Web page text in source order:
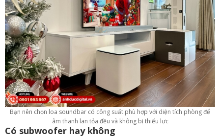
Bạn nên chọn loa soundbar có công suất phù hợp với diện tích phòng để
âm thanh lan tỏa đều và không bị thiếu lực
Có subwoofer hay không